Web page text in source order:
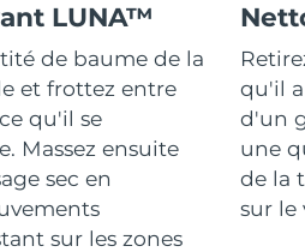
LUNA™
de baume de la
et frottez entre
qu'il se
Massez ensuite
sec en
sur les zones
qu'il
d'un
une
de la
sur le